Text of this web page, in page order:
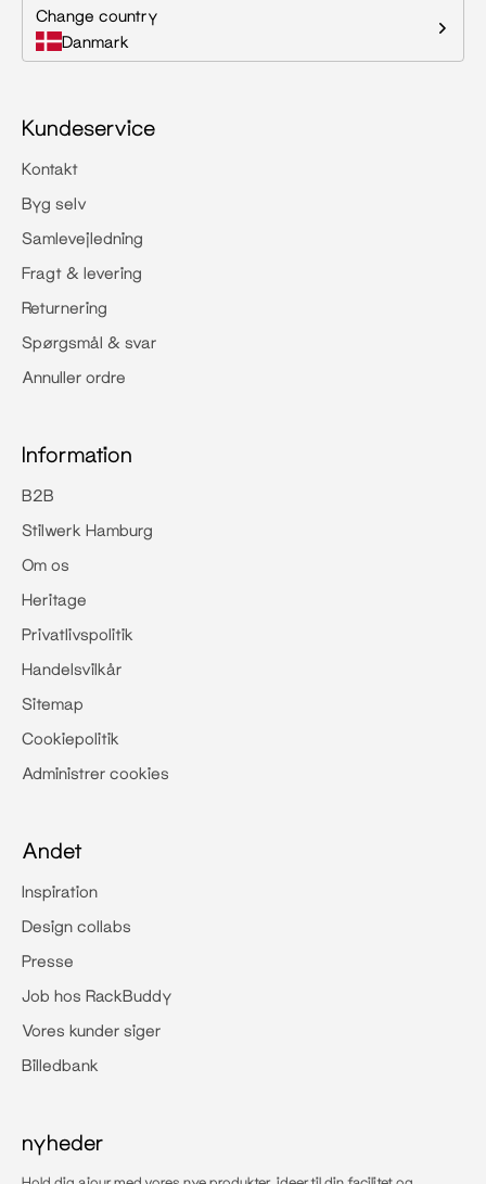
Change country
Danmark
Kundeservice
Kontakt
Byg selv
Samlevejledning
Fragt & levering
Returnering
Spørgsmål & svar
Annuller ordre
Information
B2B
Stilwerk Hamburg
Om os
Heritage
Privatlivspolitik
Handelsvilkår
Sitemap
Cookiepolitik
Administrer cookies
Andet
Inspiration
Design collabs
Presse
Job hos RackBuddy
Vores kunder siger
Billedbank
nyheder